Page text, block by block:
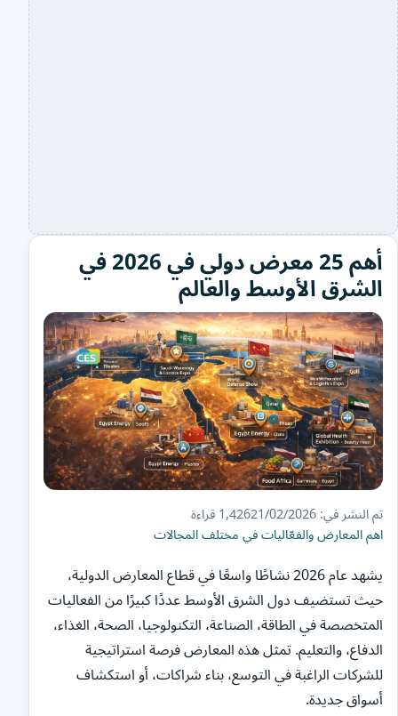
أهم 25 معرض دولي في 2026 في
الشرق الأوسط والعالم
تم النشر في: 21/02/2026 1,426 قراءة
اهم المعارض والفعّاليات في مختلف المجالات
يشهد عام 2026 نشاطًا واسعًا في قطاع المعارض الدولية،
حيث تستضيف دول الشرق الأوسط عددًا كبيرًا من الفعاليات
المتخصصة في الطاقة، الصناعة، التكنولوجيا، الصحة، الغذاء،
الدفاع، والتعليم. تمثل هذه المعارض فرصة استراتيجية
للشركات الراغبة في التوسع، بناء شراكات، أو استكشاف
أسواق جديدة.